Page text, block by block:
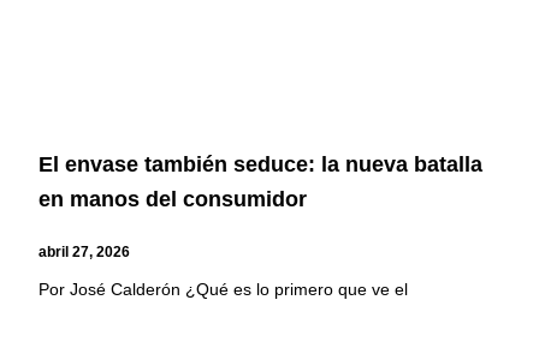
El envase también seduce: la nueva batalla
en manos del consumidor
abril 27, 2026
Por José Calderón ¿Qué es lo primero que ve el